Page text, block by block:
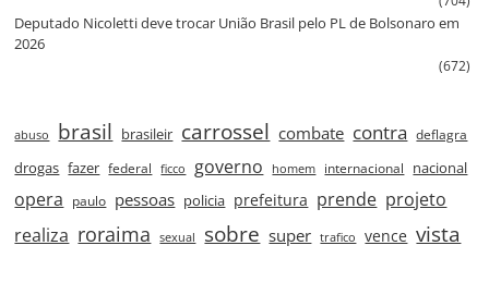
Deputado Nicoletti deve trocar União Brasil pelo PL de Bolsonaro em
2026
(672)
abuso brasil brasileir carrossel combate contra deflagra
drogas fazer federal ficco governo homem internacional nacional
opera paulo pessoas policia prefeitura prende projeto
realiza roraima sexual sobre super trafico vence vista